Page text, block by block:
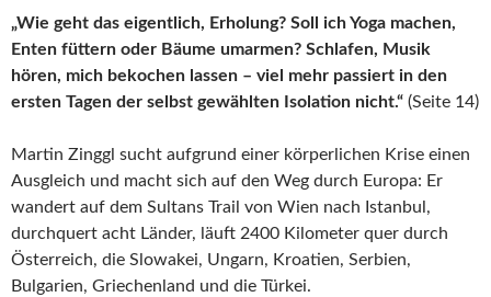
„Wie geht das eigentlich, Erholung? Soll ich Yoga machen,
Enten füttern oder Bäume umarmen? Schlafen, Musik
hören, mich bekochen lassen – viel mehr passiert in den
ersten Tagen der selbst gewählten Isolation nicht.“ (Seite 14)
Martin Zinggl sucht aufgrund einer körperlichen Krise einen
Ausgleich und macht sich auf den Weg durch Europa: Er
wandert auf dem Sultans Trail von Wien nach Istanbul,
durchquert acht Länder, läuft 2400 Kilometer quer durch
Österreich, die Slowakei, Ungarn, Kroatien, Serbien,
Bulgarien, Griechenland und die Türkei.